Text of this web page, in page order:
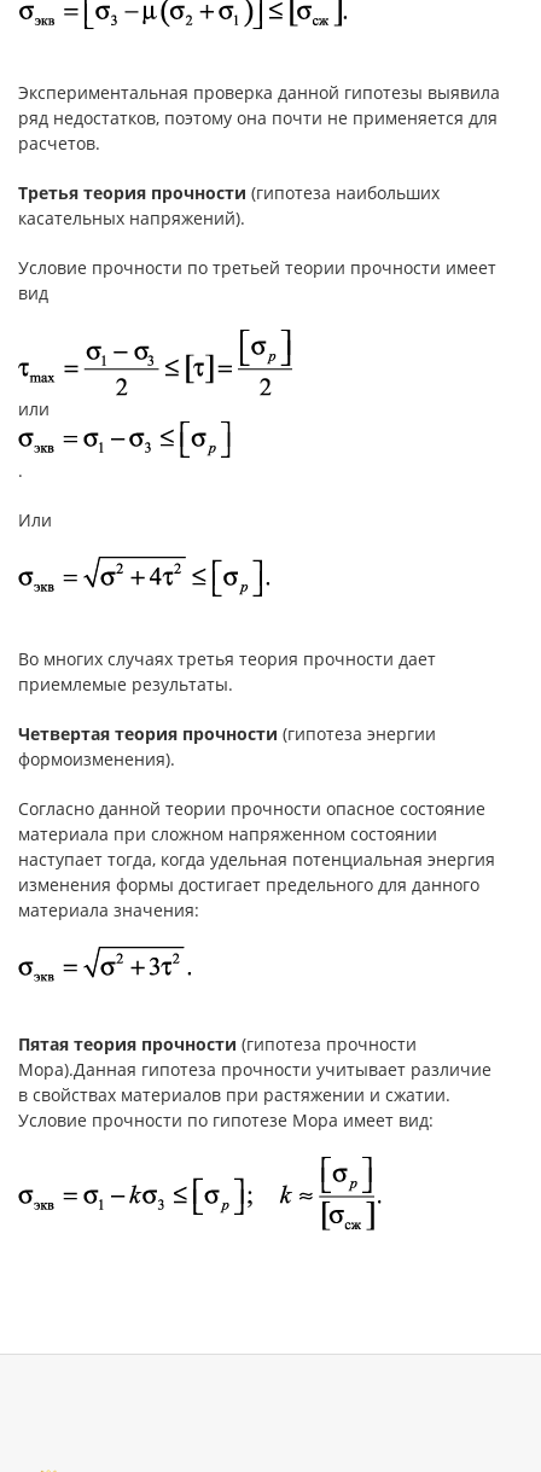
Экспериментальная проверка данной гипотезы выявила
ряд недостатков, поэтому она почти не применяется для
расчетов.
Третья теория прочности (гипотеза наибольших
касательных напряжений).
Условие прочности по третьей теории прочности имеет
вид
или
.
Или
Во многих случаях третья теория прочности дает
приемлемые результаты.
Четвертая теория прочности (гипотеза энергии
формоизменения).
Согласно данной теории прочности опасное состояние
материала при сложном напряженном состоянии
наступает тогда, когда удельная потенциальная энергия
изменения формы достигает предельного для данного
материала значения:
Пятая теория прочности (гипотеза прочности
Мора).Данная гипотеза прочности учитывает различие
в свойствах материалов при растяжении и сжатии.
Условие прочности по гипотезе Мора имеет вид: